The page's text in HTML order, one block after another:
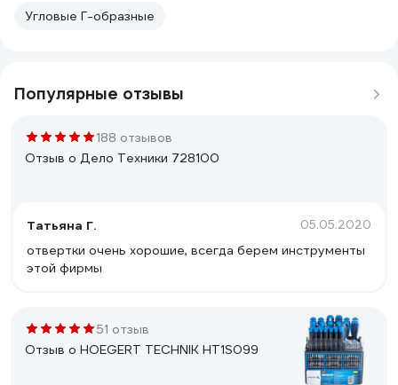
Угловые Г-образные
Популярные отзывы
188 отзывов
Отзыв о Дело Техники 728100
Татьяна Г. 05.05.2020
отвертки очень хорошие, всегда берем инструменты
этой фирмы
51 отзыв
Отзыв о HOEGERT TECHNIK HT1S099